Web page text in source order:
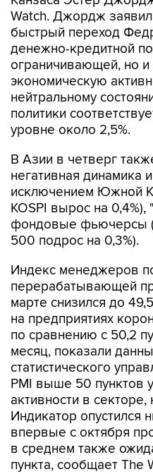
Watch. Джордж
быстрый переход
денежно-кредитной
ограничивающей, но
экономическую
нейтральному
политики
уровне около 2,5%.
В Азии в четверг
негативная динамика
исключением Южной
KOSPI вырос на
фондовые фьючерсы
500 подрос на 0,3%).
Индекс менеджеров
перерабатывающей
марте снизился до
на предприятиях
по сравнению с 50,2
месяц, показали
статистического
PMI выше 50 пунктов
активности в
Индикатор опустился
впервые с октября
в среднем также
пункта, сообщает The